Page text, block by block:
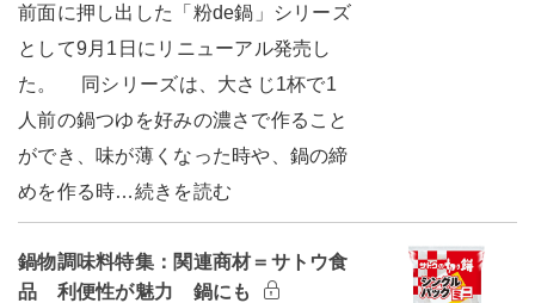
前面に押し出した「粉de鍋」シリーズ
として9月1日にリニューアル発売し
た。 同シリーズは、大さじ1杯で1
人前の鍋つゆを好みの濃さで作ること
ができ、味が薄くなった時や、鍋の締
めを作る時…続きを読む
鍋物調味料特集：関連商材＝サトウ食
品 利便性が魅力 鍋にも